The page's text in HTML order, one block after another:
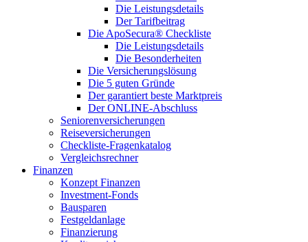
Die Leistungsdetails
Der Tarifbeitrag
Die ApoSecura® Checkliste
Die Leistungsdetails
Die Besonderheiten
Die Versicherungslösung
Die 5 guten Gründe
Der garantiert beste Marktpreis
Der ONLINE-Abschluss
Seniorenversicherungen
Reiseversicherungen
Checkliste-Fragenkatalog
Vergleichsrechner
Finanzen
Konzept Finanzen
Investment-Fonds
Bausparen
Festgeldanlage
Finanzierung